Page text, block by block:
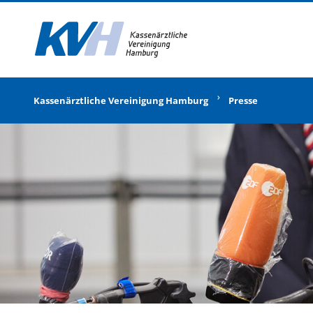
Kassenärztliche Vereinigung Hamburg Presse